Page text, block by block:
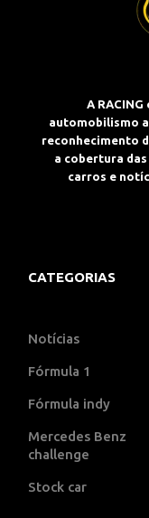
A
automobilismo
reconhecimento
a cobertura
carros e
CATEGORIAS
Notícias
Fórmula 1
Fórmula indy
Mercedes Benz
challenge
Stock car